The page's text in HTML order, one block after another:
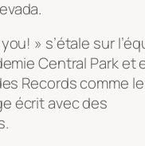
» s’étale sur
Central Park et
Records comme
écrit avec des